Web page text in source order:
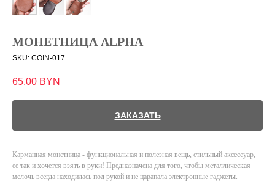
МОНЕТНИЦА ALPHA
SKU: COIN-017
65,00 BYN
ЗАКАЗАТЬ
Карманная монетница - функциональная и полезная вещь, стильный аксессуар,
ее так и хочется взять в руки! Предназначена для того, чтобы металлическая
мелочь всегда находилась под рукой и не царапала электронные гаджеты.